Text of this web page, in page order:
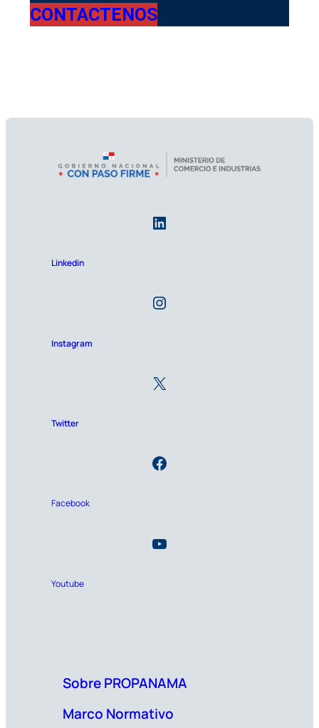
CONTACTENOS
Linkedin
Instagram
Twitter
Facebook
Youtube
Sobre PROPANAMA
Marco Normativo